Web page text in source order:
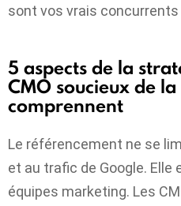
sont vos vrais concurrents
5 aspects de la
CMO soucieux de
comprennent
Le référencement ne se
et au trafic de Google.
équipes marketing. Les